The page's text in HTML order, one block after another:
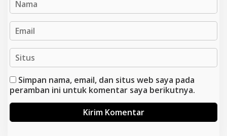
Simpan nama, email, dan situs web saya pada
peramban ini untuk komentar saya berikutnya.